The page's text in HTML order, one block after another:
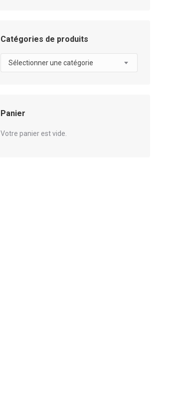
Catégories de produits
Sélectionner une catégorie
Panier
Votre panier est vide.